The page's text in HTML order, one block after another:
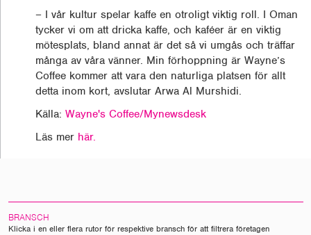
– I vår kultur spelar kaffe en otroligt viktig roll. I Oman
tycker vi om att dricka kaffe, och kaféer är en viktig
mötesplats, bland annat är det så vi umgås och träffar
många av våra vänner. Min förhoppning är Wayne’s
Coffee kommer att vara den naturliga platsen för allt
detta inom kort, avslutar Arwa Al Murshidi.
Källa: Wayne's Coffee/Mynewsdesk
Läs mer här.
BRANSCH
Klicka i en eller flera rutor för respektive bransch för att filtrera företagen